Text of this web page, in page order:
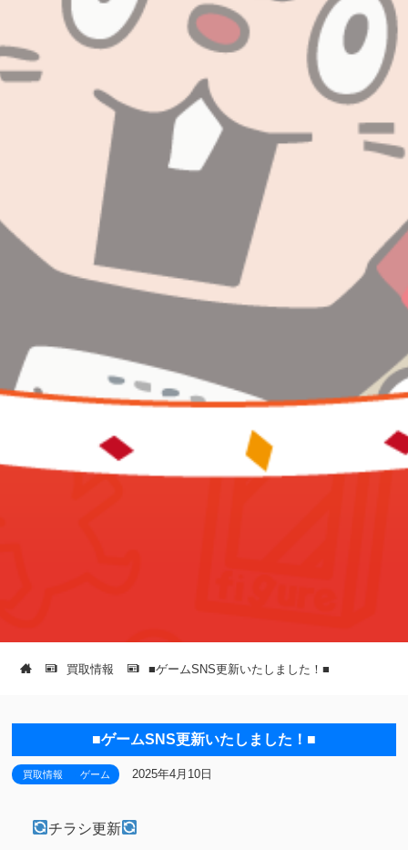
買取情報 ■ゲームSNS更新いたしました！■
■ゲームSNS更新いたしました！■
買取情報 ゲーム 2025年4月10日
チラシ更新